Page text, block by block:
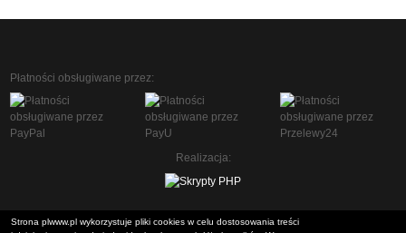
Płatności obsługiwane przez:
Realizacja:
Strona plwww.pl wykorzystuje pliki cookies w celu dostosowania treści